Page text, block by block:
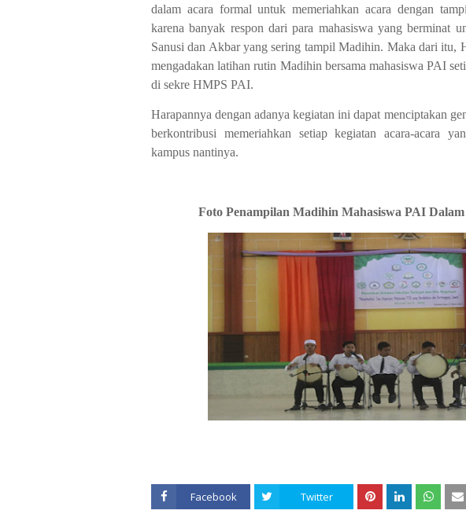
dalam acara formal untuk memeriahkan acara dengan
karena banyak respon dari para mahasiswa yang berminat
Sanusi dan Akbar yang sering tampil Madihin. Maka dari itu,
mengadakan latihan rutin Madihin bersama mahasiswa PAI
di sekre HMPS PAI.
Harapannya dengan adanya kegiatan ini dapat menciptakan
berkontribusi memeriahkan setiap kegiatan acara-acara
kampus nantinya.
Foto Penampilan Madihin Mahasiswa PAI
Facebook Twitter